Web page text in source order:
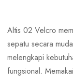
Altis 02 Velcro
sepatu secara
melengkapi
fungsional.